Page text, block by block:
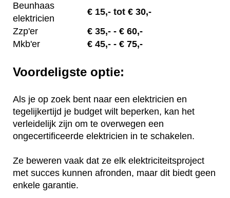
Beunhaas
elektricien
€ 15,- tot € 30,-
Zzp'er
€ 35,- - € 60,-
Mkb'er
€ 45,- - € 75,-
Voordeligste optie:
Als je op zoek bent naar een elektricien en
tegelijkertijd je budget wilt beperken, kan het
verleidelijk zijn om te overwegen een
ongecertificeerde elektricien in te schakelen.
Ze beweren vaak dat ze elk elektriciteitsproject
met succes kunnen afronden, maar dit biedt geen
enkele garantie.